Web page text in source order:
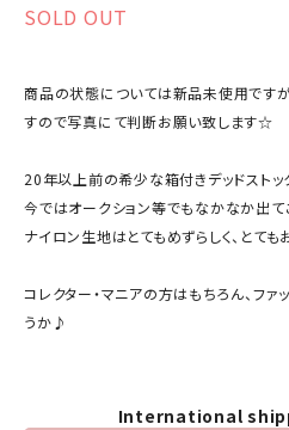
SOLD OUT
商品の状態については新品未使用です
すので写真にて判断お願い致します☆
20年以上前の希少な箱付きデッドストッ
今ではオークション等でもなかなか出て
ナイロン生地はとてもめずらしく、とて
コレクター・マニアの方はもちろん、フ
うか♪
International